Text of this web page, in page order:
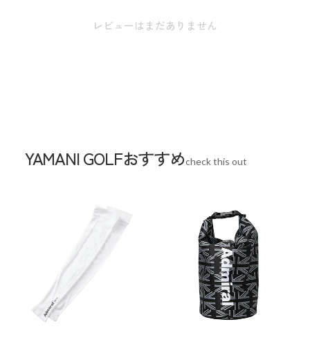
レビューはまだありません
YAMANI GOLFおすすめcheck this out